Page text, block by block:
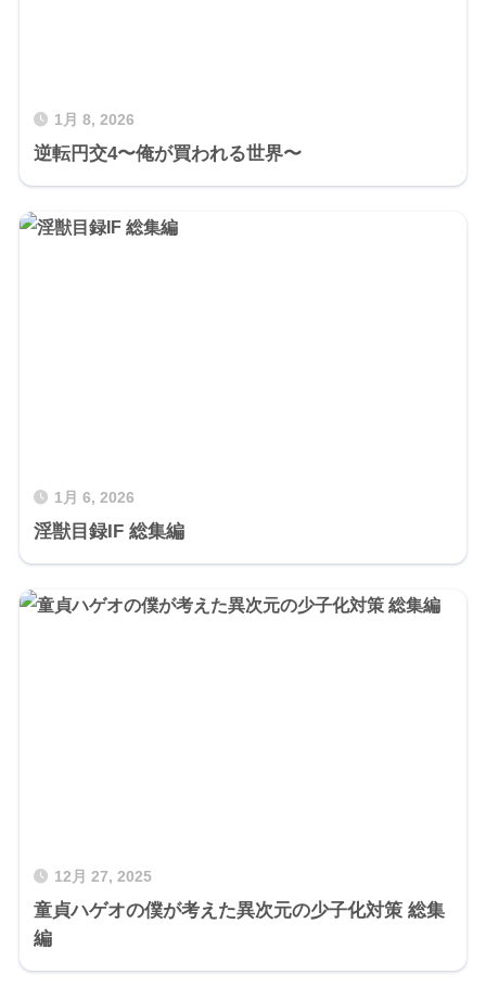
1月 8, 2026
逆転円交4〜俺が買われる世界〜
1月 6, 2026
淫獣目録IF 総集編
12月 27, 2025
童貞ハゲオの僕が考えた異次元の少子化対策 総集
編